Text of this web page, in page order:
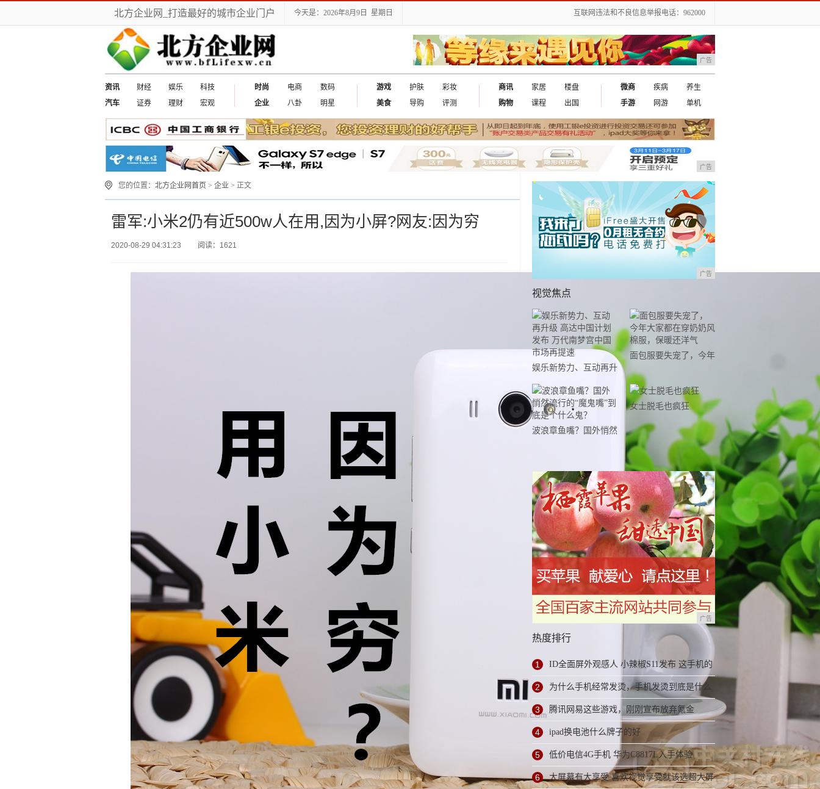
北方企业网_打造最好的城市企业门户 今天是：2026年8月9日 星期日 互联网违法和不良信息举报电话：962000
广告
资讯 财经 娱乐
科技
汽车
证券 理财 宏观
时尚 电商
数码
企业
八卦 明星
游戏 护肤
彩妆
美食
导购 评测
商讯 家居
楼盘
购物
课程 出国
微商 疾病
养生
手游
网游 单机
广告
您的位置： 北方企业网首页 > 企业 > 正文
雷军:小米2仍有近500w人在用,因为小屏?网友:因为穷
2020-08-29 04:31:23 阅读：1621
广告
视觉焦点
娱乐新势力、互动再升
级 高达中国计划发布
万代南梦宫中国市场再
提速
面包服要失宠了，今年
大家都在穿奶奶风棉
服，保暖还洋气
波浪章鱼嘴？国外悄然
女士脱毛也疯狂
广告
热度排行
1 ID全面屏外观感人 小辣椒S11发布 这手机的
刘海真像iPhone X
2 为什么手机经常发烫，手机发烫到底是什么
原因？
3 腾讯网易这些游戏，刚刚宣布放弃氪金
4 ipad换电池什么牌子的好
5 低价电信4G手机 华为C8817L入手体验
6 大屏幕有大享受 喜欢视觉享受就该选超大屏